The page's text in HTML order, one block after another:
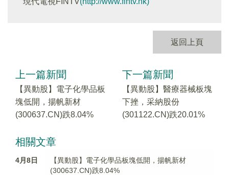
返回上頁
上一篇新聞
【異動股】電子化學品板
塊低開，揚帆新材
(300637.CN)跌8.04%
下一篇新聞
【異動股】醫療器械板塊
下挫，采納股份
(301122.CN)跌20.01%
相關文章
4月8日
【異動股】電子化學品板塊低開，揚帆新材
(300637.CN)跌8.04%